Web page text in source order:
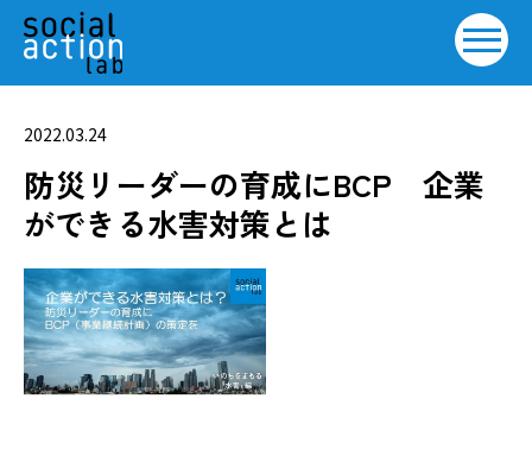
2022.03.24
防災リーダーの育成にBCP 企業
ができる水害対策とは